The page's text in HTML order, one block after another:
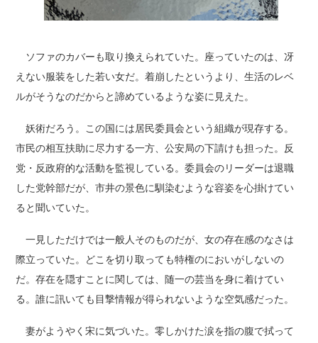
ソファのカバーも取り換えられていた。座っていたのは、冴
えない服装をした若い女だ。着崩したというより、生活のレベ
ルがそうなのだからと諦めているような姿に見えた。
妖術だろう。この国には居民委員会という組織が現存する。
市民の相互扶助に尽力する一方、公安局の下請けも担った。反
党・反政府的な活動を監視している。委員会のリーダーは退職
した党幹部だが、市井の景色に馴染むような容姿を心掛けてい
ると聞いていた。
一見しただけでは一般人そのものだが、女の存在感のなさは
際立っていた。どこを切り取っても特権のにおいがしないの
だ。存在を隠すことに関しては、随一の芸当を身に着けてい
る。誰に訊いても目撃情報が得られないような空気感だった。
妻がようやく宋に気づいた。零しかけた涙を指の腹で拭って